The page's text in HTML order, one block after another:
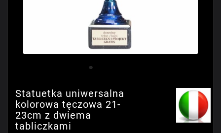
Statuetka uniwersalna
kolorowa tęczowa 21-
23cm z dwiema
tabliczkami